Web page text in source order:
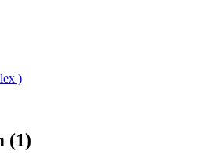
(1)